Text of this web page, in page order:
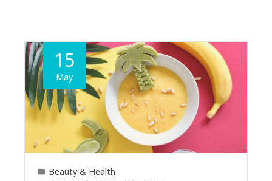
15
May
Beauty & Health